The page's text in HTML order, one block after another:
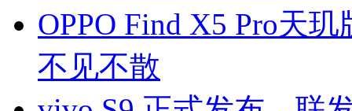
OPPO Find X5 Pro天
不见不散